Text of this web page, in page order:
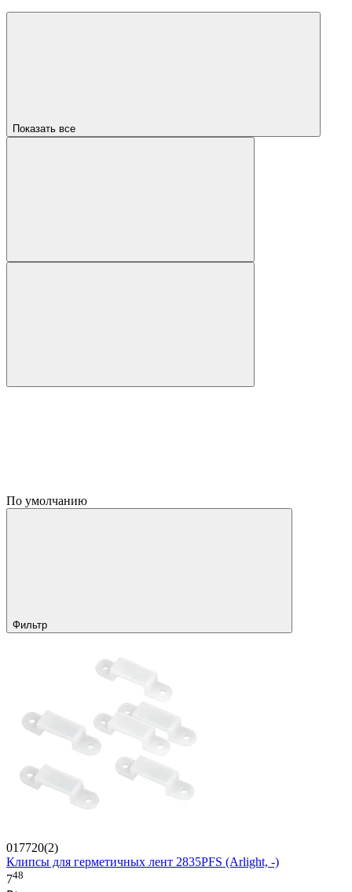
Показать все
По умолчанию
Фильтр
017720(2)
Клипсы для герметичных лент 2835PFS (Arlight, -)
748